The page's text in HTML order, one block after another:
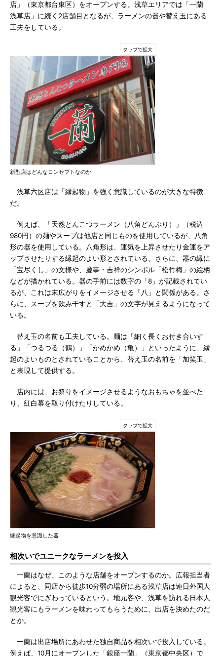
店」（東京都台東区）をオープンする。浅草エリアでは「一蘭
浅草店」に続く2店舗目となるが、ラーメンの器や替え玉にある
工夫をしている。
新型店はどんなコンセプトなのか
浅草六区店は「縁起物」を強く意識しているのが大きな特徴
だ。
例えば、「天然とんこつラーメン（八角どんぶり）」（税込
980円）の麺やスープは他店と同じものを使用しているが、八角
形の器を使用している。八角形は、運気を上昇させたり金運をア
ップさせたりする縁起のよい形とされている。さらに、器の縁に
「宝尽くし」の文様や、慶事・吉祥のシンボル「松竹梅」の絵柄
などが描かれている。器の手前には数字の「8」が記載されてい
るが、これは末広がりをイメージさせる「八」と関係がある。さ
らに、スープを飲み干すと「大吉」の文字が見えるようになって
いる。
替え玉の名前も工夫している。麺は「細く長くお付き合いす
る」「つるつる（鶴）」「かめかめ（亀）」といったように、縁
起のよいものとされていることから、替え玉の名前を「加笑玉」
と表現して提供する。
店内には、お祭りをイメージさせるようなおもちゃを並べた
り、紅白幕を取り付けたりしている。
縁起物を意識した器
相次いでユニークなラーメンを投入
一蘭はなぜ、このような店舗をオープンするのか。広報担当者
によると、同店から徒歩10分弱の場所にある浅草店は連日外国人
観光客でにぎわっているという。地元客や、浅草を訪れる日本人
観光客にもラーメンを味わってもらうために、出店を決めたのだ
とか。
一蘭は出店場所にあわせた独自商品を相次いで投入している。
例えば、10月にオープンした「銀座一蘭」（東京都中央区）で